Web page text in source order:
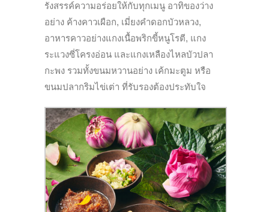
รังสรรค์ความอร่อยให้กับทุกเมนู อาทิของว่าง
อย่าง ค้างคาวเผือก, เมี่ยงคำดอกบัวหลวง,
อาหารคาวอย่างแกงเนื้อพริกขี้หนูโรตี, แกง
ระแวงซี่โครงอ่อน และแกงเหลืองไหลบัวปลา
กะพง รวมทั้งขนมหวานอย่าง เค้กมะตูม หรือ
ขนมปลากริมไข่เต่า ที่รับรองต้องประทับใจ